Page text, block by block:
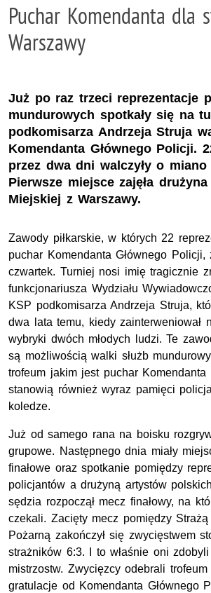
Puchar Komendanta dla
Warszawy
Już po raz trzeci reprezentacje
mundurowych spotkały się na
podkomisarza Andrzeja Struja
Komendanta Głównego Policji.
przez dwa dni walczyły o miano
Pierwsze miejsce zajęła
Miejskiej z Warszawy.
Zawody piłkarskie, w których 22
puchar Komendanta Głównego Policji,
czwartek. Turniej nosi imię tragicznie
funkcjonariusza Wydziału
KSP podkomisarza Andrzeja Struja,
dwa lata temu, kiedy zainterweniował
wybryki dwóch młodych ludzi. Te
są możliwością walki służb
trofeum jakim jest puchar Komendanta
stanowią również wyraz pamięci
koledze.
Już od samego rana na boisku
grupowe. Następnego dnia miały
finałowe oraz spotkanie pomiędzy
policjantów a drużyną artystów
sędzia rozpoczął mecz finałowy, na
czekali. Zacięty mecz pomiędzy
Pożarną zakończył się zwycięstwem
strażników 6:3. I to właśnie oni
mistrzostw. Zwycięzcy odebrali
gratulacje od Komendanta Głównego